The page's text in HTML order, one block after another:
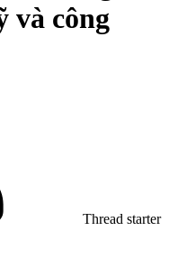
và công
Thread starter